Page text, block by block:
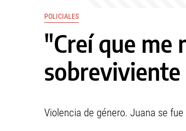
POLICIALES
"Creí que me
sobreviviente
Violencia de género. Juana se